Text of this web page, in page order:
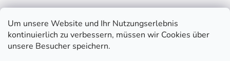
Um unsere Website und Ihr Nutzungserlebnis
kontinuierlich zu verbessern, müssen wir Cookies über
unsere Besucher speichern.